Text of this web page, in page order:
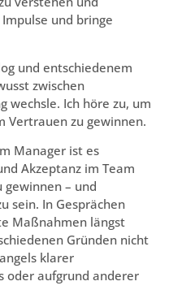
und bringe
und entschiedenem
zwischen
wechsle. Ich höre zu, um
Vertrauen zu gewinnen.
Manager ist es
Akzeptanz im Team
gewinnen – und
sein. In Gesprächen
Maßnahmen längst
Gründen nicht
klarer
oder aufgrund anderer